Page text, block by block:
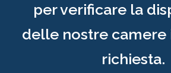
per verificare la
delle nostre camere
richiesta.